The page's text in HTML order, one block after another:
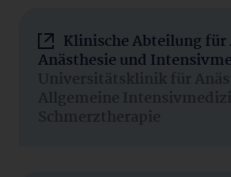
Klinische Abteilung
Anästhesie und
Universitätsklinik für
Allgemeine
Schmerztherapie